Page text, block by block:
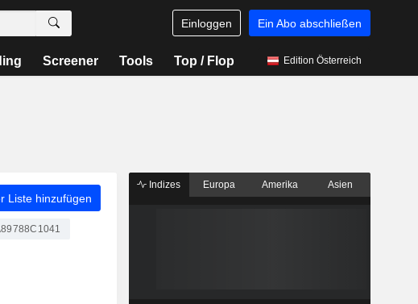
Einloggen Ein Abo abschließen
Screener Tools Top / Flop Edition Österreich
Liste hinzufügen
Indizes Europa Amerika Asien